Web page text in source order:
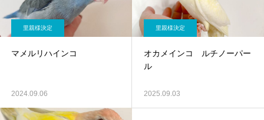
里親様決定
マメルリハインコ
2024.09.06
里親様決定
オカメインコ ルチノーパー
ル
2025.09.03